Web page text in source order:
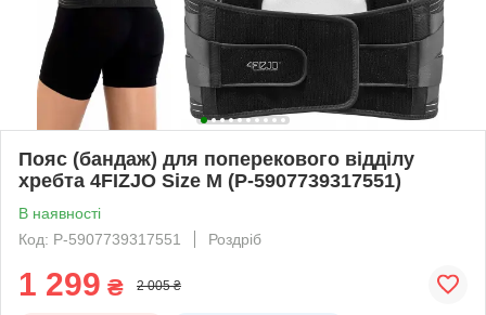
Пояс (бандаж) для поперекового відділу
хребта 4FIZJO Size M (P-5907739317551)
В наявності
Код: P-5907739317551
Роздріб
1 299 ₴ 2 005 ₴